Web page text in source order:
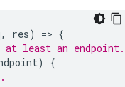
, res) => {
at least an endpoint.
)
{